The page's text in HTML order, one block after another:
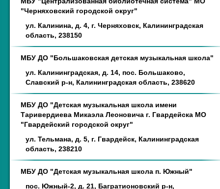
"Черняховский городской округ"
ул. Калинина, д. 4, г. Черняховск, Калининградская
область, 238150
МБУ ДО "Большаковская детская музыкальная школа"
ул. Калининградская, д. 14, пос. Большаково,
Славский р-н, Калининградская область, 238620
МБУ ДО "Детская музыкальная школа имени
Таривердиева Микаэла Леоновича г. Гвардейска МО
"Гвардейский городской округ"
ул. Тельмана, д. 5, г. Гвардейск, Калининградская
область, 238210
МБУ ДО "Детская музыкальная школа п. Южный"
пос. Южный-2, д. 21, Багратионовский р-н,